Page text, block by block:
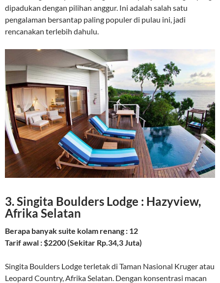
dipadukan dengan pilihan anggur. Ini adalah salah satu
pengalaman bersantap paling populer di pulau ini, jadi
rencanakan terlebih dahulu.
3. Singita Boulders Lodge : Hazyview,
Afrika Selatan
Berapa banyak suite kolam renang : 12
Tarif awal : $2200 (Sekitar Rp.34,3 Juta)
Singita Boulders Lodge terletak di Taman Nasional Kruger atau
Leopard Country, Afrika Selatan. Dengan konsentrasi macan